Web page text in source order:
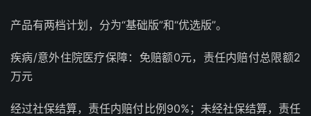
产品有两档计划，分为“基础版”和“优选版”。
疾病/意外住院医疗保障：免赔额0元，责任内赔付总限额2
万元
经过社保结算，责任内赔付比例90%；未经社保结算，责任